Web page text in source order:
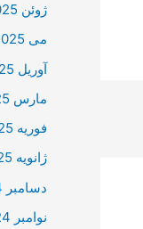
ژوئن 2025
می 2025
آوریل 2025
مارس 2025
فوریه 2025
ژانویه 2025
دسامبر 2024
نوامبر 2024